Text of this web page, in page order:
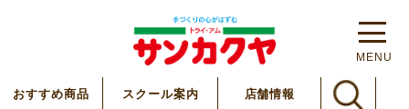
MENU
おすすめ商品 スクール案内 店舗情報